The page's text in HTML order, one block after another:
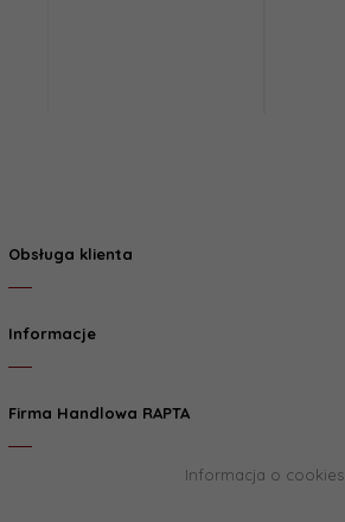
Obsługa klienta
Informacje
Firma Handlowa RAPTA
Informacja o cookies